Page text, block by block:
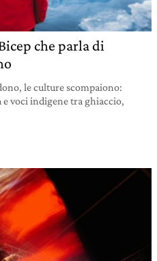
che parla di
le culture scompaiono:
voci indigene tra ghiaccio,